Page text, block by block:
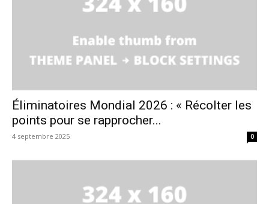
Éliminatoires Mondial 2026 : « Récolter les
points pour se rapprocher...
4 septembre 2025 0